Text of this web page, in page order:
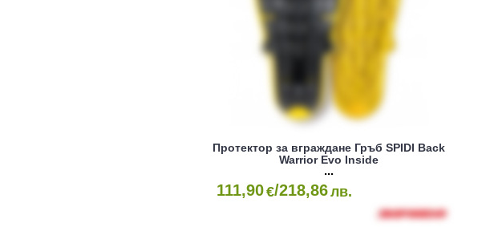
Протектор за вграждане Гръб SPIDI Back
Warrior Evo Inside
111,90€/218,86лв.